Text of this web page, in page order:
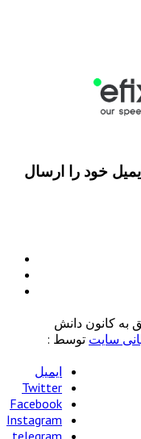
خود را ارسال
به کانون دانش
سایت توسط :
ایمیل
Twitter
Facebook
Instagram